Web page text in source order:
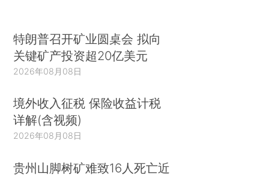
特朗普召开矿业圆桌会 拟向
关键矿产投资超20亿美元
2026年08月08日
境外收入征税 保险收益计税
详解(含视频)
2026年08月08日
贵州山脚树矿难致16人死亡近